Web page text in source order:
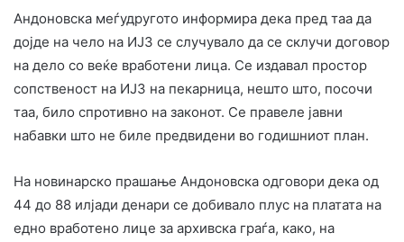
Андоновска меѓудругото информира дека пред таа да
дојде на чело на ИЈЗ се случувало да се склучи договор
на дело со веќе вработени лица. Се издавал простор
сопственост на ИЈЗ на пекарница, нешто што, посочи
таа, било спротивно на законот. Се правеле јавни
набавки што не биле предвидени во годишниот план.
На новинарско прашање Андоновска одговори дека од
44 до 88 илјади денари се добивало плус на платата на
едно вработено лице за архивска граѓа, како, на